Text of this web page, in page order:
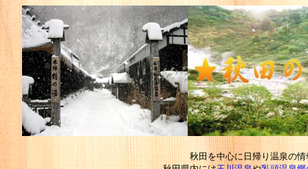
秋田を中心に日帰り温泉の